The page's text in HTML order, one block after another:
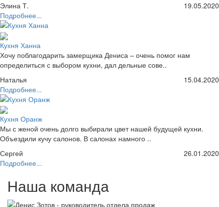
Элина Т.
19.05.2020
Подробнее...
Кухня Ханна
Хочу поблагодарить замерщика Дениса – очень помог нам
определиться с выбором кухни, дал дельные сове..
Наталья
15.04.2020
Подробнее...
Кухня Оранж
Мы с женой очень долго выбирали цвет нашей будущей кухни.
Объездили кучу салонов. В салонах намного ..
Сергей
26.01.2020
Подробнее...
Наша команда